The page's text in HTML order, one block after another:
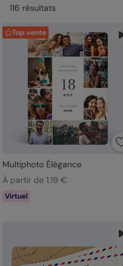
116 résultats
Top vente
Multiphoto Élégance
À partir de 1,19 €
Virtuel